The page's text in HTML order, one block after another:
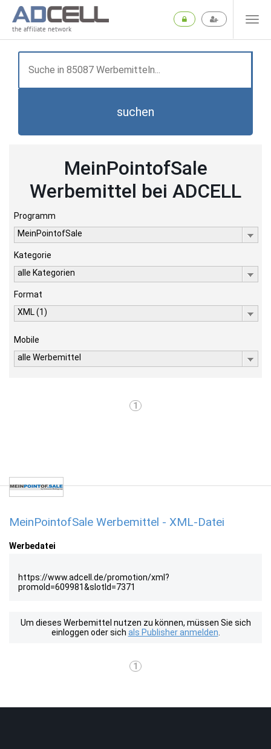
the affiliate network
suchen
MeinPointofSale
Werbemittel bei ADCELL
Programm
MeinPointofSale
Kategorie
alle Kategorien
Format
XML (1)
Mobile
alle Werbemittel
1
MeinPointofSale Werbemittel - XML-Datei
Werbedatei
https://www.adcell.de/promotion/xml?
promoId=609981&slotId=7371
Um dieses Werbemittel nutzen zu können, müssen Sie sich
einloggen oder sich als Publisher anmelden
1